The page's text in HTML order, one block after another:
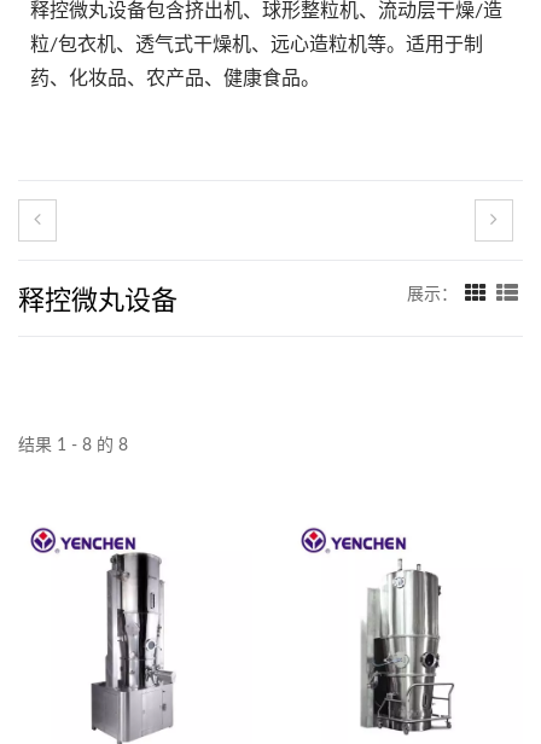
释控微丸设备包含挤出机、球形整粒机、流动层干燥/造
粒/包衣机、透气式干燥机、远心造粒机等。适用于制
药、化妆品、农产品、健康食品。
释控微丸设备 展示：
结果 1 - 8 的 8